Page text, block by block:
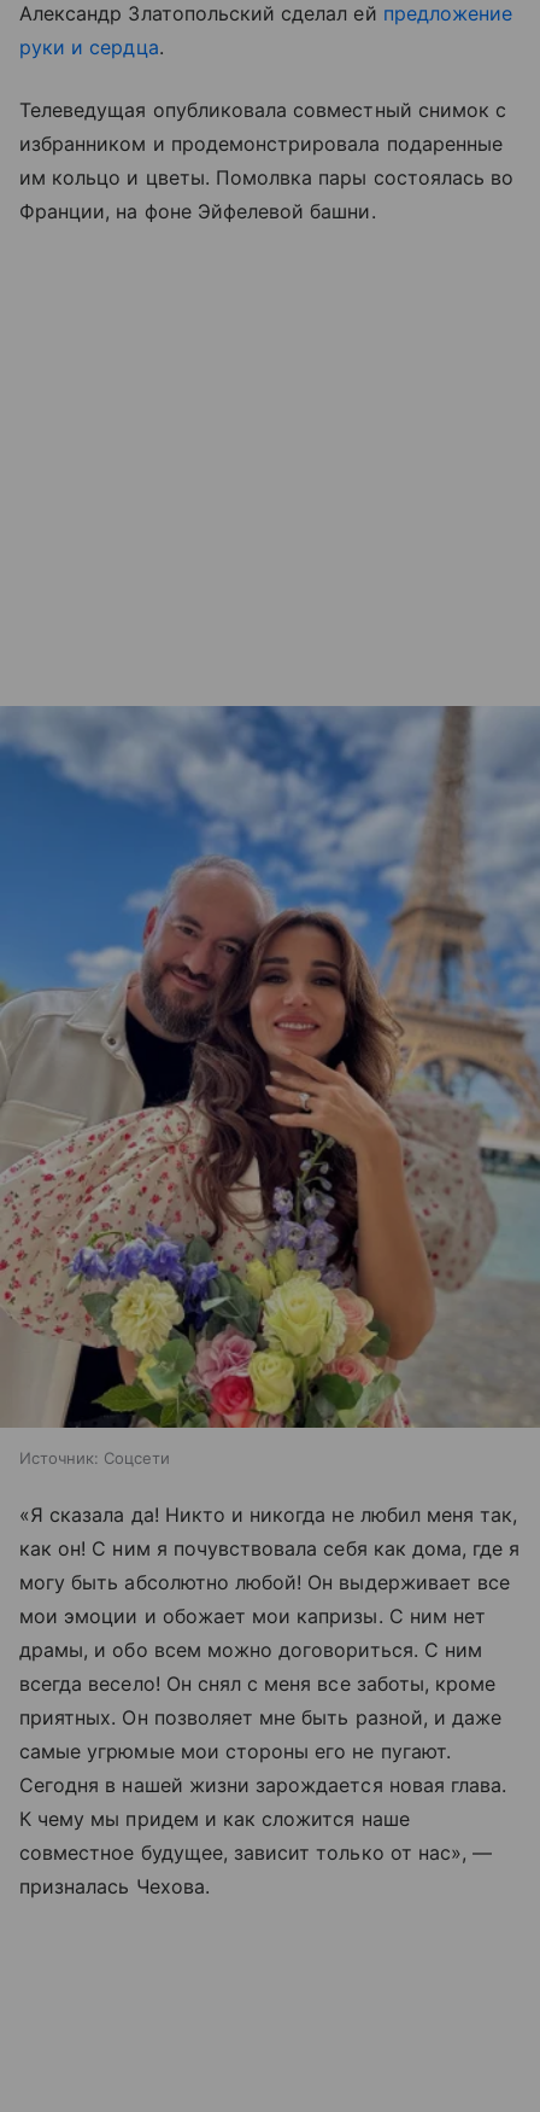
Александр Златопольский сделал ей предложение
руки и сердца.
Телеведущая опубликовала совместный снимок с
избранником и продемонстрировала подаренные
им кольцо и цветы. Помолвка пары состоялась во
Франции, на фоне Эйфелевой башни.
Источник: Соцсети
«Я сказала да! Никто и никогда не любил меня так,
как он! С ним я почувствовала себя как дома, где я
могу быть абсолютно любой! Он выдерживает все
мои эмоции и обожает мои капризы. С ним нет
драмы, и обо всем можно договориться. С ним
всегда весело! Он снял с меня все заботы, кроме
приятных. Он позволяет мне быть разной, и даже
самые угрюмые мои стороны его не пугают.
Сегодня в нашей жизни зарождается новая глава.
К чему мы придем и как сложится наше
совместное будущее, зависит только от нас», —
призналась Чехова.